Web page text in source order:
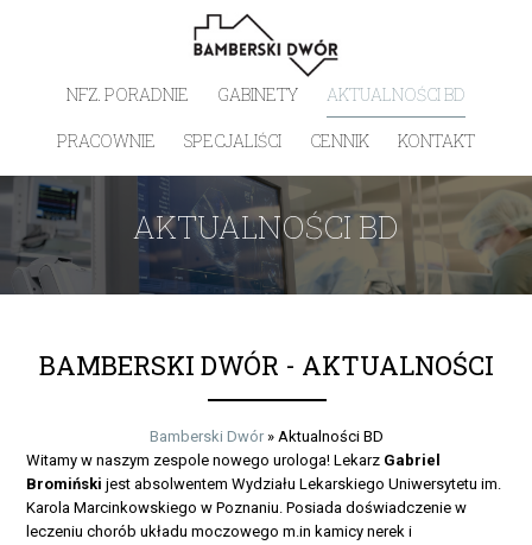
NFZ. PORADNIE GABINETY AKTUALNOŚCI BD
PRACOWNIE SPECJALIŚCI CENNIK KONTAKT
AKTUALNOŚCI BD
BAMBERSKI DWÓR - AKTUALNOŚCI
Bamberski Dwór» Aktualności BD
Witamy w naszym zespole nowego urologa! Lekarz Gabriel
Bromiński jest absolwentem Wydziału Lekarskiego Uniwersytetu im.
Karola Marcinkowskiego w Poznaniu. Posiada doświadczenie w
leczeniu chorób układu moczowego m.in kamicy nerek i